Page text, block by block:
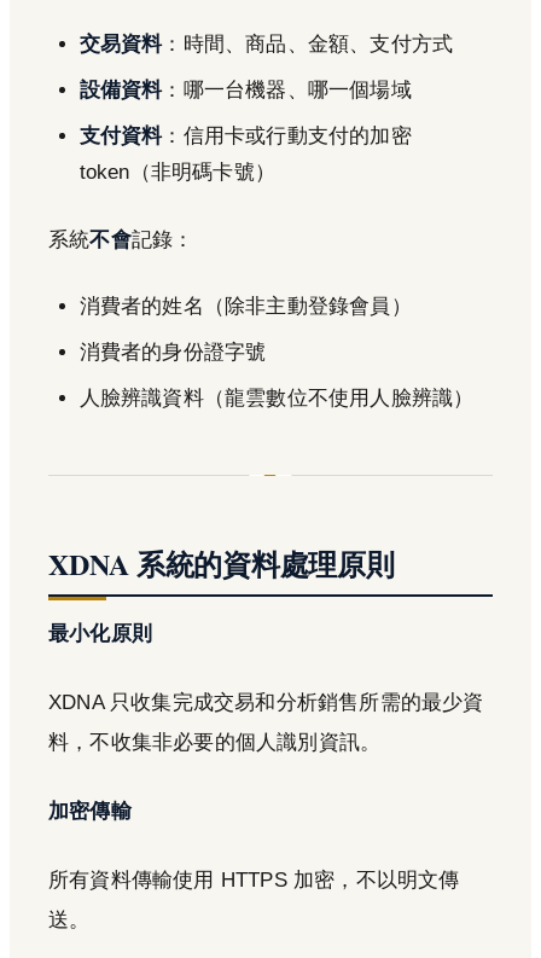
交易資料：時間、商品、金額、支付方式
設備資料：哪一台機器、哪一個場域
支付資料：信用卡或行動支付的加密
token（非明碼卡號）
系統不會記錄：
消費者的姓名（除非主動登錄會員）
消費者的身份證字號
人臉辨識資料（龍雲數位不使用人臉辨識）
XDNA 系統的資料處理原則
最小化原則
XDNA 只收集完成交易和分析銷售所需的最少資
料，不收集非必要的個人識別資訊。
加密傳輸
所有資料傳輸使用 HTTPS 加密，不以明文傳
送。